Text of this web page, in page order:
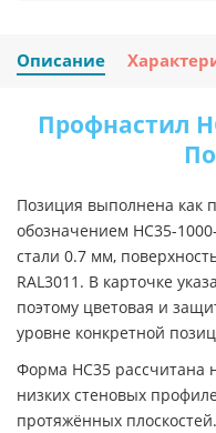
Описание
Профнастил
Позиция выполнена как
обозначением НС35-
стали 0.7 мм,
RAL3011. В карточке
поэтому цветовая и
уровне конкретной
Форма НС35 рассчитана
низких стеновых
протяжённых